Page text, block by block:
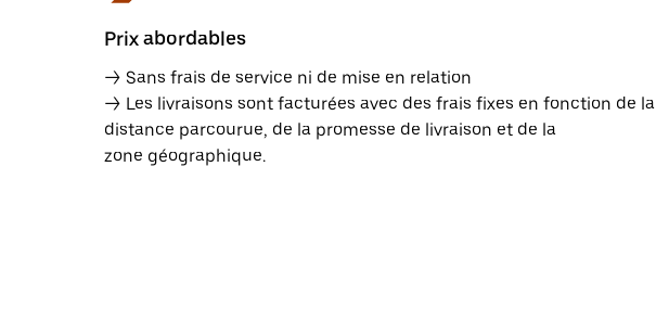
Prix abordables
→ Sans frais de service ni de mise en relation
→ Les livraisons sont facturées avec des frais fixes en fonction de la
distance parcourue, de la promesse de livraison et de la
zone géographique.